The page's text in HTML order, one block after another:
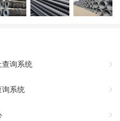
查询系统
询系统